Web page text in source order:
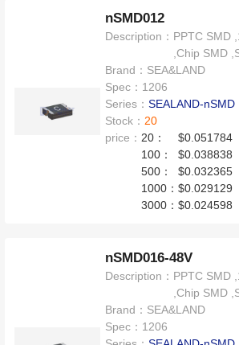
nSMD012
Description： PPTC SMD
,Chip SMD
Brand： SEA&LAND
Spec： 1206
Series：SEALAND-nSMD
Stock：20
price：20：
$0.051784
100：
$0.038838
500：
$0.032365
1000：$0.029129
3000：$0.024598
nSMD016-48V
Description： PPTC SMD
,Chip SMD
Brand： SEA&LAND
Spec： 1206